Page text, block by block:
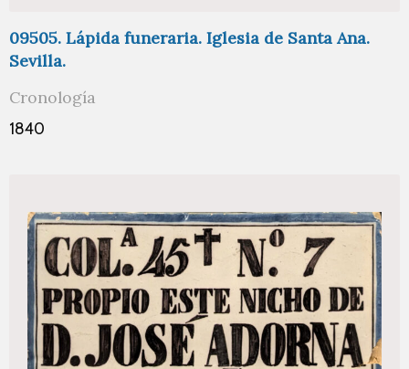
09505. Lápida funeraria. Iglesia de Santa Ana.
Sevilla.
Cronología
1840